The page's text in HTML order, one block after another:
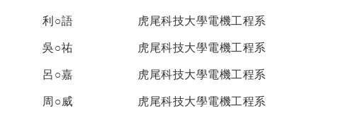
利○語 虎尾科技大學電機工程系
吳○祐 虎尾科技大學電機工程系
呂○嘉 虎尾科技大學電機工程系
周○威 虎尾科技大學電機工程系